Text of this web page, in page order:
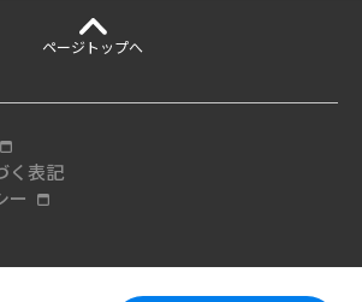
ページ トップへ
く表記
ー